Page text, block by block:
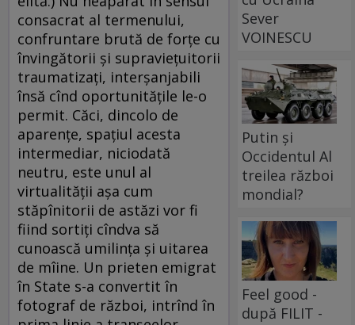
consacrat al termenului,
confruntare brută de forţe cu
învingătorii şi supravieţuitorii
traumatizaţi, interşanjabili
însă cînd oportunităţile le-o
permit. Căci, dincolo de
aparenţe, spaţiul acesta
intermediar, niciodată
neutru, este unul al
virtualităţii aşa cum
stăpînitorii de astăzi vor fi
fiind sortiţi cîndva să
cunoască umilinţa şi uitarea
de mîine. Un prieten emigrat
în State s-a convertit în
fotograf de război, intrînd în
Sever
VOINESCU
Putin și
Occidentul Al
treilea război
mondial?
Feel good -
după FILIT -